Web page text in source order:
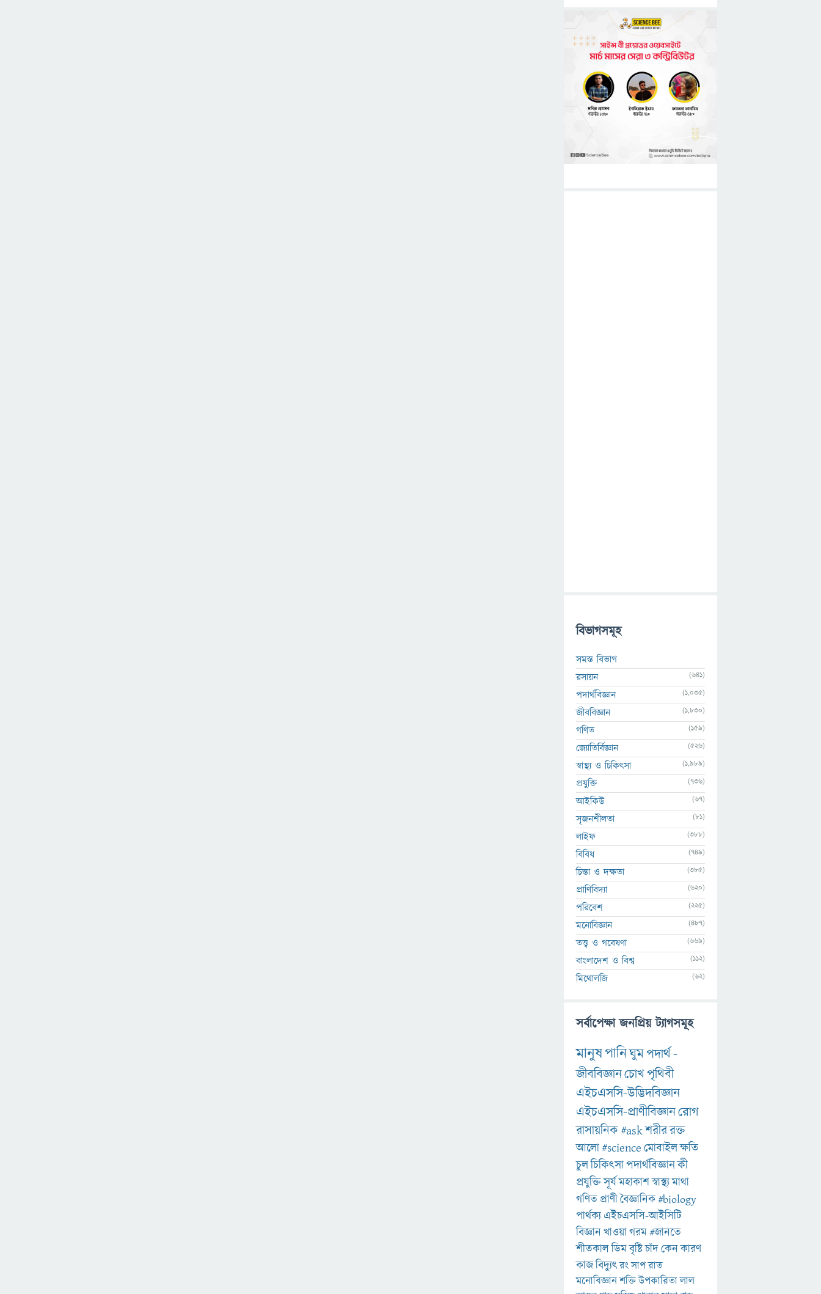
বিভাগসমূহ
সমস্ত বিভাগ
রসায়ন
(641)
পদার্থবিজ্ঞান (1,035)
জীববিজ্ঞান (1,830)
গণিত (159)
জ্যোতির্বিজ্ঞান (526)
স্বাস্থ্য ও চিকিৎসা (1,989)
প্রযুক্তি (736)
আইকিউ (67)
সৃজনশীলতা (81)
লাইফ (388)
বিবিধ (749)
চিন্তা ও দক্ষতা (385)
প্রাণিবিদ্যা (620)
পরিবেশ (225)
মনোবিজ্ঞান (487)
তত্ত্ব ও গবেষণা (669)
বাংলাদেশ ও বিশ্ব (112)
মিথোলজি (62)
সর্বাপেক্ষা জনপ্রিয় ট্যাগসমূহ
মানুষপানিঘুমপদার্থ-
জীববিজ্ঞানচোখপৃথিবী
এইচএসসি-উদ্ভিদবিজ্ঞান
এইচএসসি-প্রাণীবিজ্ঞানরোগ
রাসায়নিক#askশরীররক্ত
আলো#scienceমোবাইলক্ষতি
চুলচিকিৎসাপদার্থবিজ্ঞানকী
প্রযুক্তিসূর্যমহাকাশস্বাস্থ্যমাথা
গণিত প্রাণীবৈজ্ঞানিক#biology
পার্থক্য এইচএসসি-আইসিটি
বিজ্ঞানখাওয়াগরম#জানতে
শীতকালডিমবৃষ্টিচাঁদকেনকারণ
কাজবিদ্যুৎরংসাপরাত
মনোবিজ্ঞানশক্তিউপকারিতালাল